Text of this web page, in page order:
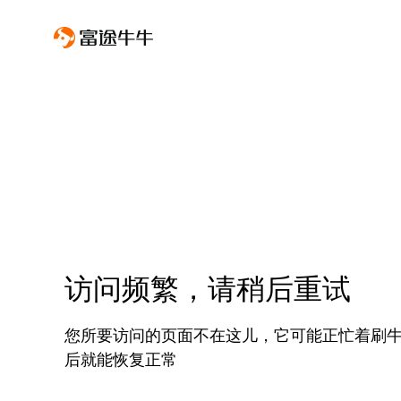
访问频繁，请稍后重试
您所要访问的页面不在这儿，它可能正忙着刷
后就能恢复正常